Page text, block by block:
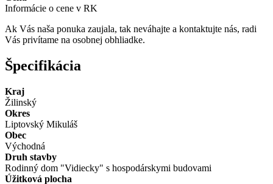
Informácie o cene v RK
Ak Vás naša ponuka zaujala, tak neváhajte a kontaktujte nás, radi
Vás privítame na osobnej obhliadke.
Špecifikácia
Kraj
Žilinský
Okres
Liptovský Mikuláš
Obec
Východná
Druh stavby
Rodinný dom "Vidiecky" s hospodárskymi budovami
Úžitková plocha